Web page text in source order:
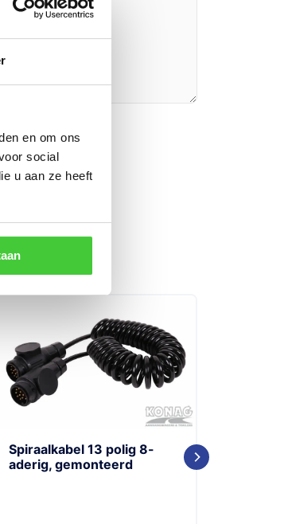
en om ons
social
u aan ze heeft
Spiraalkabel 13 polig 8-
aderig, gemonteerd